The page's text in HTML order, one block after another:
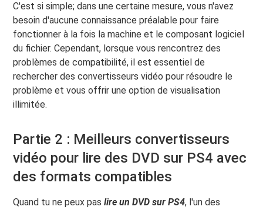
C'est si simple; dans une certaine mesure, vous n'avez
besoin d'aucune connaissance préalable pour faire
fonctionner à la fois la machine et le composant logiciel
du fichier. Cependant, lorsque vous rencontrez des
problèmes de compatibilité, il est essentiel de
rechercher des convertisseurs vidéo pour résoudre le
problème et vous offrir une option de visualisation
illimitée.
Partie 2 : Meilleurs convertisseurs
vidéo pour lire des DVD sur PS4 avec
des formats compatibles
Quand tu ne peux paslire un DVD sur PS4, l'un des